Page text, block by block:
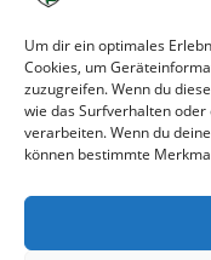
Um dir ein optimales
Cookies, um
zuzugreifen. Wenn du
wie das Surfverhalten
verarbeiten. Wenn du
können bestimmte
28. Juli 2026
Neue Podcast-Folge:
27. Juli 2026
Eindrücke vom
Unterhaltsamer
25. Juli 2026